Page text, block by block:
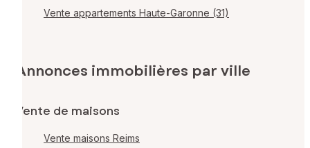
Vente appartements Haute-Garonne (31)
Annonces immobilières par ville
Vente de maisons
Vente maisons Reims